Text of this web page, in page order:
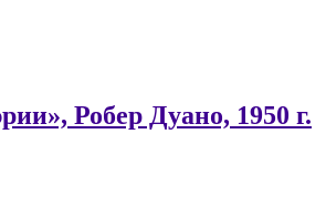
Робер Дуано, 1950 г.